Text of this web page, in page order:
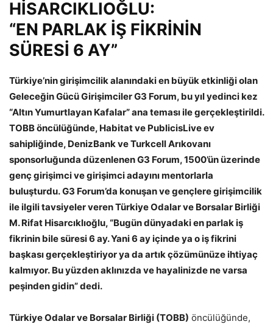
HİSARCIKLIOĞLU:
“EN PARLAK İŞ FİKRİNİN
SÜRESİ 6 AY”
Türkiye’nin girişimcilik alanındaki en büyük etkinliği olan
Geleceğin Gücü Girişimciler G3 Forum, bu yıl yedinci kez
“Altın Yumurtlayan Kafalar” ana teması ile gerçekleştirildi.
TOBB öncülüğünde, Habitat ve PublicisLive ev
sahipliğinde, DenizBank ve Turkcell Arıkovanı
sponsorluğunda düzenlenen G3 Forum, 1500’ün üzerinde
genç girişimci ve girişimci adayını mentorlarla
buluşturdu.G3 Forum’da konuşan ve gençlere girişimcilik
ile ilgili tavsiyeler veren Türkiye Odalar ve Borsalar Birliği
M. Rifat Hisarcıklıoğlu, “Bugün dünyadaki en parlak iş
fikrinin bile süresi 6 ay. Yani 6 ay içinde ya o iş fikrini
başkası gerçekleştiriyor ya da artık çözümünüze ihtiyaç
kalmıyor. Bu yüzdenaklınızda ve hayalinizde ne varsa
peşinden gidin” dedi.
Türkiye Odalar ve Borsalar Birliği (TOBB) öncülüğünde,